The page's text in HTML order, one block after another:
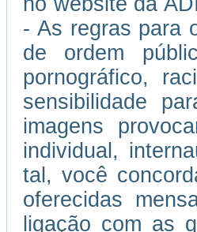
- As regras para
de ordem
pornográfico,
sensibilidade
imagens
individual,
tal, você
oferecidas
ligação com as